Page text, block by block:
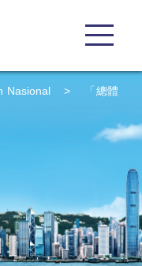
Nasional>
「總體